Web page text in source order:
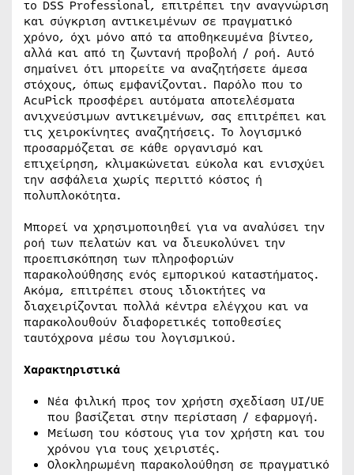
το DSS Professional, επιτρέπει την αναγνώριση
και σύγκριση αντικειμένων σε πραγματικό
χρόνο, όχι μόνο από τα αποθηκευμένα βίντεο,
αλλά και από τη ζωντανή προβολή / ροή. Αυτό
σημαίνει ότι μπορείτε να αναζητήσετε άμεσα
στόχους, όπως εμφανίζονται. Παρόλο που το
AcuPick προσφέρει αυτόματα αποτελέσματα
ανιχνεύσιμων αντικειμένων, σας επιτρέπει και
τις χειροκίνητες αναζητήσεις. Το λογισμικό
προσαρμόζεται σε κάθε οργανισμό και
επιχείρηση, κλιμακώνεται εύκολα και ενισχύει
την ασφάλεια χωρίς περιττό κόστος ή
πολυπλοκότητα.
Μπορεί να χρησιμοποιηθεί για να αναλύσει την
ροή των πελατών και να διευκολύνει την
προεπισκόπηση των πληροφοριών
παρακολούθησης ενός εμπορικού καταστήματος.
Ακόμα, επιτρέπει στους ιδιοκτήτες να
διαχειρίζονται πολλά κέντρα ελέγχου και να
παρακολουθούν διαφορετικές τοποθεσίες
ταυτόχρονα μέσω του λογισμικού.
Χαρακτηριστικά
Νέα φιλική προς τον χρήστη σχεδίαση UI/UE
που βασίζεται στην περίσταση / εφαρμογή.
Μείωση του κόστους για τον χρήστη και του
χρόνου για τους χειριστές.
Ολοκληρωμένη παρακολούθηση σε πραγματικό